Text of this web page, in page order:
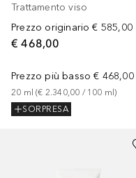
Trattamento viso
Prezzo originario € 585,00
€ 468,00
Prezzo più basso € 468,00
20 ml (€ 2.340,00 / 100 ml)
SORPRESA